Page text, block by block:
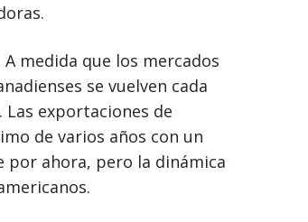
medida que los mercados
se vuelven cada
exportaciones de
de varios años con un
por ahora, pero la dinámica